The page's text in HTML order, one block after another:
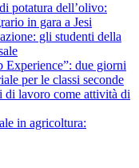
potatura dell’olivo:
in gara a Jesi
gli studenti della
Experience”: due giorni
per le classi seconde
di lavoro come attività di
in agricoltura: